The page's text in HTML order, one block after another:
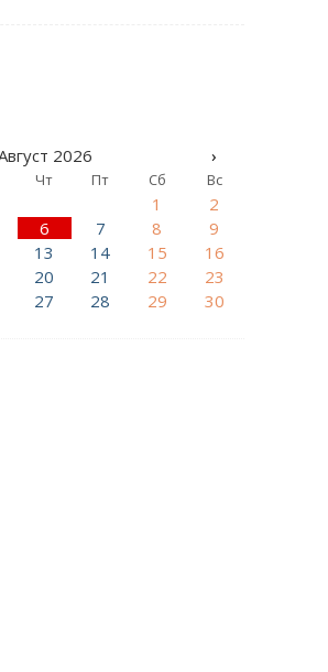
2026 ›
Чт Пт Сб Вс
1
2
6 7 8
9
13 14 15
16
20 21 22
23
27 28 29
30